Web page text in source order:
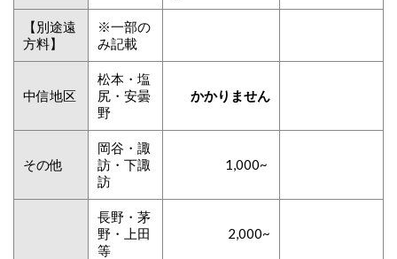
【別途遠
方料】
※一部の
み記載
中信地区
松本・塩
尻・安曇
野
かかりません
その他
岡谷・諏
訪・下諏
訪
1,000~
長野・茅
野・上田
等
2,000~